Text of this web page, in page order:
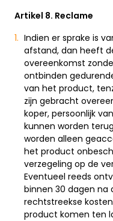
Artikel 8. Reclame
Indien er sprake is
afstand, dan heeft
overeenkomst
ontbinden
van het product,
zijn gebracht
koper, persoonlijk
kunnen worden
worden alleen
het product
verzegeling op de
Eventueel reeds
binnen 30 dagen na
rechtstreekse
product komen ten